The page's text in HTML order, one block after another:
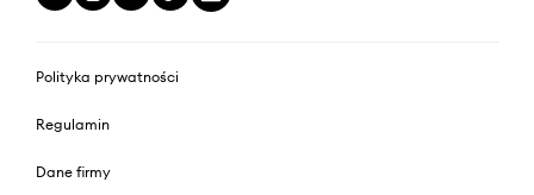
Polityka prywatności
Regulamin
Dane firmy